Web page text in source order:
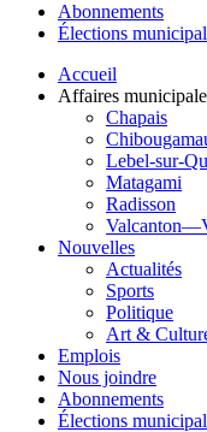
Abonnements
Élections
Accueil
Affaires
Chapais
Lebel-sur-
Matagami
Radisson
Nouvelles
Actualités
Sports
Politique
Art &
Emplois
Nous joindre
Abonnements
Élections